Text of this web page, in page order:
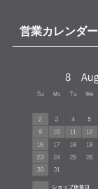
営業カレンダー